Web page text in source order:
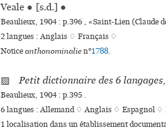
Veale ● [s.d.] ●
Beaulieux, 1904 : p.396 , «Saint-Lien (Claude
2 langues :Anglais ♢ Français ♢
Noticeanthonominalien°1788.
▨Petit dictionnaire des 6
Beaulieux, 1904 : p.395 .
6 langues :Allemand ♢Anglais ♢ Espagnol ♢
1 localisation dans un établissement